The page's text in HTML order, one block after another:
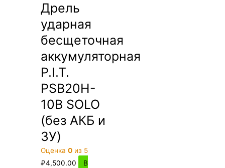
Дрель
ударная
бесщеточная
аккумуляторная
P.I.T.
PSB20H-
10B SOLO
(без АКБ и
ЗУ)
Оценка0 из 5
₽4,500.00
В